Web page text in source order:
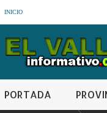
INICIO
PORTADA